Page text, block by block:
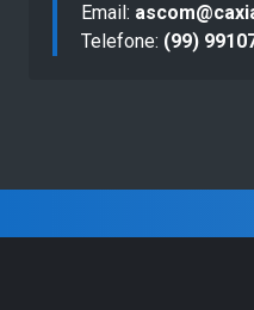
Email:
Telefone: (99)